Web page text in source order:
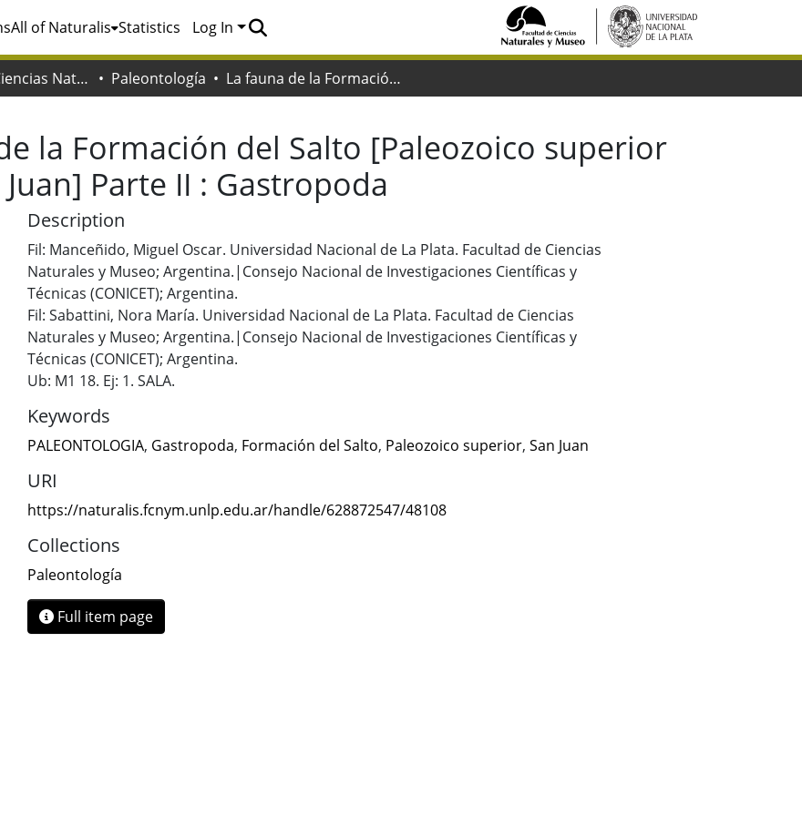
All of Naturalis Statistics Log In
Facultad de Ciencias Naturales y Museo Paleontología La fauna de la Formación del Salto [Paleozoico superior de la provincia de San Juan] Parte II : Gastropoda
la Formación del Salto [Paleozoico superior
Parte II : Gastropoda
Description
Fil: Manceñido, Miguel Oscar. Universidad Nacional de La Plata. Facultad de Ciencias
Naturales y Museo; Argentina.|Consejo Nacional de Investigaciones Científicas y
Técnicas (CONICET); Argentina.
Fil: Sabattini, Nora María. Universidad Nacional de La Plata. Facultad de Ciencias
Naturales y Museo; Argentina.|Consejo Nacional de Investigaciones Científicas y
Técnicas (CONICET); Argentina.
Ub: M1 18. Ej: 1. SALA.
Keywords
PALEONTOLOGIA, Gastropoda, Formación del Salto, Paleozoico superior, San Juan
URI
https://naturalis.fcnym.unlp.edu.ar/handle/628872547/48108
Collections
Paleontología
Full item page